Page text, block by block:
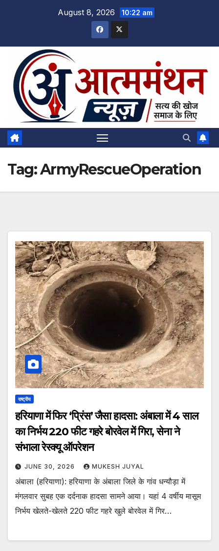
August 8, 2026 10:22 am
Tag:ArmyRescueOperation
राष्ट्रीय
हरियाणा में फिर ‘प्रिंस’ जैसा हादसा: अंबाला में 4 साल
का निर्भय 220 फीट गहरे बोरवेल में गिरा, सेना ने
संभाला रेस्क्यू ऑपरेशन
JUNE 30, 2026 MUKESH JUYAL
अंबाला (हरियाणा): हरियाणा के अंबाला जिले के गांव धन्यौड़ा में
मंगलवार सुबह एक दर्दनाक हादसा सामने आया। यहां 4 वर्षीय मासूम
निर्भय खेलते-खेलते 220 फीट गहरे खुले बोरवेल में गिर…